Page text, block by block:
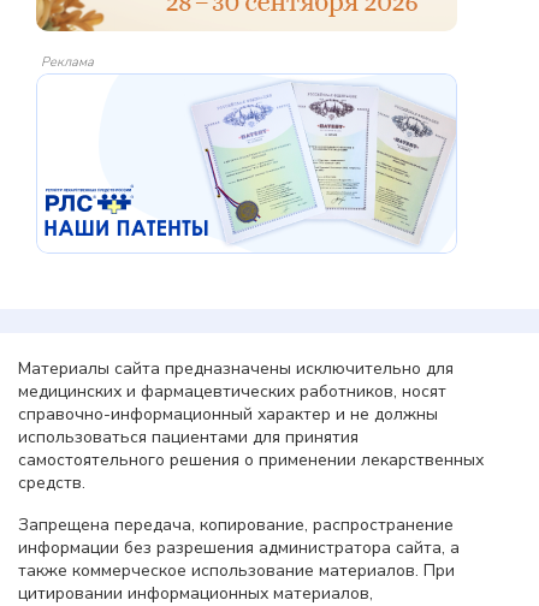
Реклама
Материалы сайта предназначены исключительно для
медицинских и фармацевтических работников, носят
справочно-информационный характер и не должны
использоваться пациентами для принятия
самостоятельного решения о применении лекарственных
средств.
Запрещена передача, копирование, распространение
информации без разрешения администратора сайта, а
также коммерческое использование материалов. При
цитировании информационных материалов,